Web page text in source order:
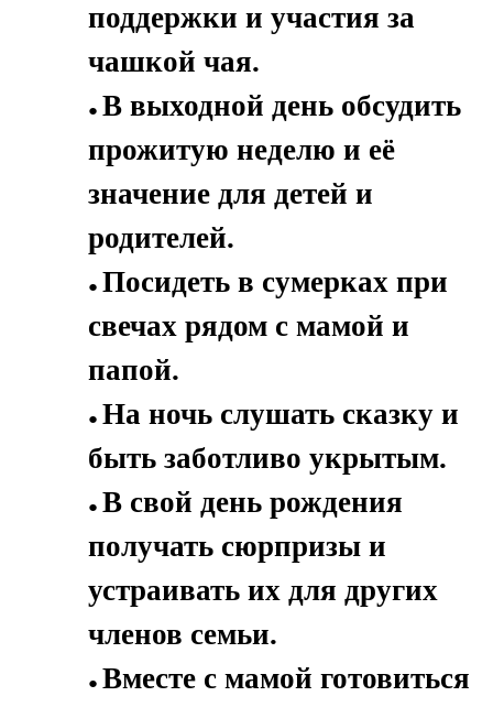
поддержки и участия за
чашкой чая.
В выходной день обсудить
прожитую неделю и её
значение для детей и
родителей.
Посидеть в сумерках при
свечах рядом с мамой и
папой.
На ночь слушать сказку и
быть заботливо укрытым.
В свой день рождения
получать сюрпризы и
устраивать их для других
членов семьи.
Вместе с мамой готовиться